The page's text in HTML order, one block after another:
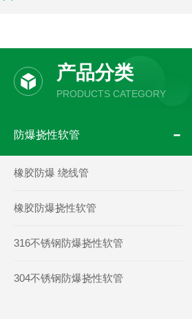
产品分类
PRODUCTS CATEGORY
防爆挠性软管
橡胶防爆 绕线管
橡胶防爆挠性软管
316不锈钢防爆挠性软管
304不锈钢防爆挠性软管